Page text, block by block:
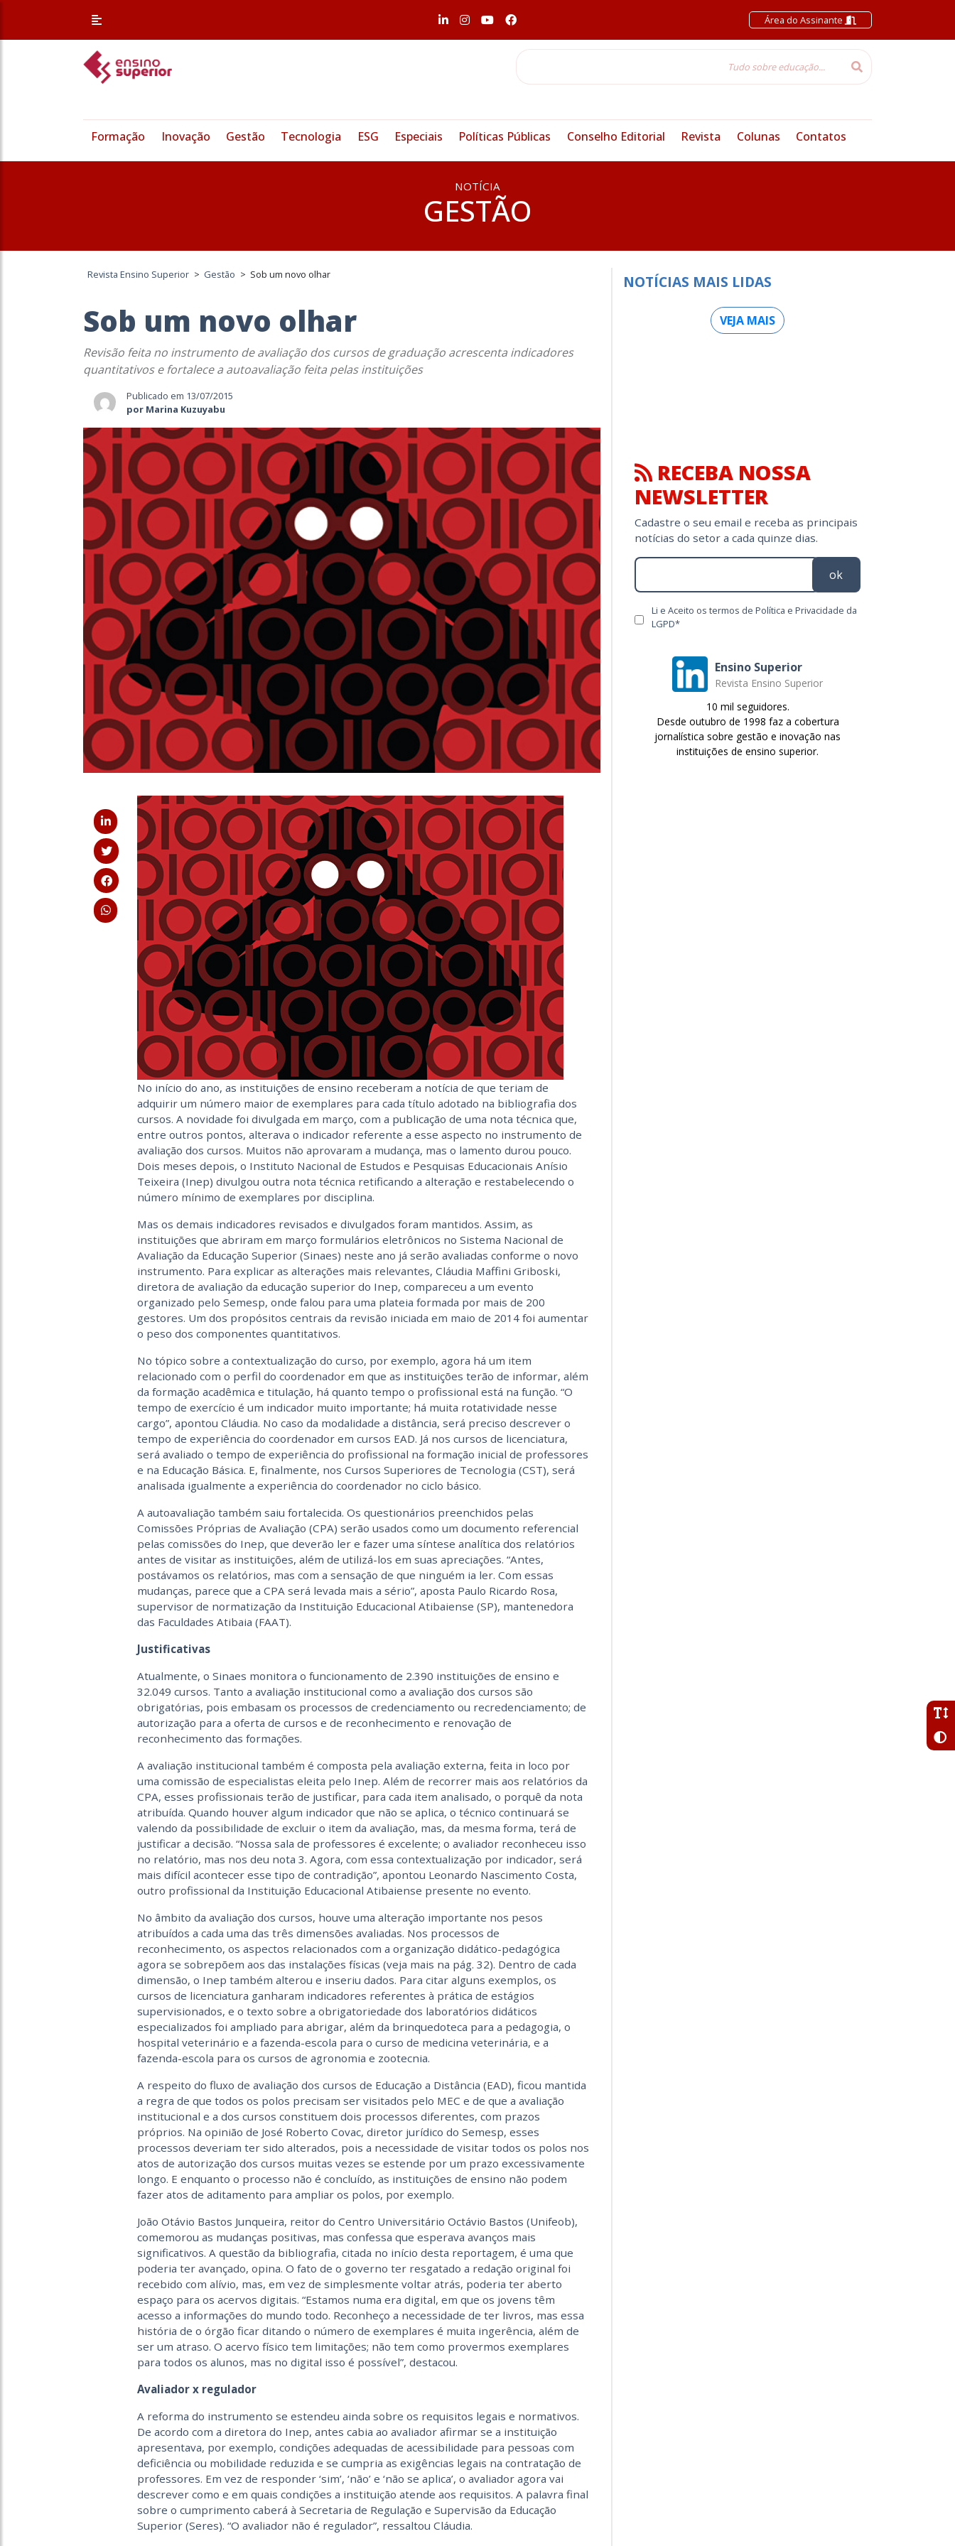
Área do Assinante
Formação Inovação Gestão Tecnologia ESG Especiais Políticas Públicas Conselho Editorial Revista Colunas Contatos
NOTÍCIA
GESTÃO
Revista Ensino Superior > Gestão > Sob um novo olhar
Sob um novo olhar
Revisão feita no instrumento de avaliação dos cursos de graduação acrescenta indicadores
quantitativos e fortalece a autoavaliação feita pelas instituições
Publicado em 13/07/2015
por Marina Kuzuyabu
No início do ano, as instituições de ensino receberam a notícia de que teriam de
adquirir um número maior de exemplares para cada título adotado na bibliografia dos
cursos. A novidade foi divulgada em março, com a publicação de uma nota técnica que,
entre outros pontos, alterava o indicador referente a esse aspecto no instrumento de
avaliação dos cursos. Muitos não aprovaram a mudança, mas o lamento durou pouco.
Dois meses depois, o Instituto Nacional de Estudos e Pesquisas Educacionais Anísio
Teixeira (Inep) divulgou outra nota técnica retificando a alteração e restabelecendo o
número mínimo de exemplares por disciplina.
Mas os demais indicadores revisados e divulgados foram mantidos. Assim, as
instituições que abriram em março formulários eletrônicos no Sistema Nacional de
Avaliação da Educação Superior (Sinaes) neste ano já serão avaliadas conforme o novo
instrumento. Para explicar as alterações mais relevantes, Cláudia Maffini Griboski,
diretora de avaliação da educação superior do Inep, compareceu a um evento
organizado pelo Semesp, onde falou para uma plateia formada por mais de 200
gestores. Um dos propósitos centrais da revisão iniciada em maio de 2014 foi aumentar
o peso dos componentes quantitativos.
No tópico sobre a contextualização do curso, por exemplo, agora há um item
relacionado com o perfil do coordenador em que as instituições terão de informar, além
da formação acadêmica e titulação, há quanto tempo o profissional está na função. “O
tempo de exercício é um indicador muito importante; há muita rotatividade nesse
cargo”, apontou Cláudia. No caso da modalidade a distância, será preciso descrever o
tempo de experiência do coordenador em cursos EAD. Já nos cursos de licenciatura,
será avaliado o tempo de experiência do profissional na formação inicial de professores
e na Educação Básica. E, finalmente, nos Cursos Superiores de Tecnologia (CST), será
analisada igualmente a experiência do coordenador no ciclo básico.
A autoavaliação também saiu fortalecida. Os questionários preenchidos pelas
Comissões Próprias de Avaliação (CPA) serão usados como um documento referencial
pelas comissões do Inep, que deverão ler e fazer uma síntese analítica dos relatórios
antes de visitar as instituições, além de utilizá-los em suas apreciações. “Antes,
postávamos os relatórios, mas com a sensação de que ninguém ia ler. Com essas
mudanças, parece que a CPA será levada mais a sério”, aposta Paulo Ricardo Rosa,
supervisor de normatização da Instituição Educacional Atibaiense (SP), mantenedora
das Faculdades Atibaia (FAAT).
Justificativas
Atualmente, o Sinaes monitora o funcionamento de 2.390 instituições de ensino e
32.049 cursos. Tanto a avaliação institucional como a avaliação dos cursos são
obrigatórias, pois embasam os processos de credenciamento ou recredenciamento; de
autorização para a oferta de cursos e de reconhecimento e renovação de
reconhecimento das formações.
A avaliação institucional também é composta pela avaliação externa, feita in loco por
uma comissão de especialistas eleita pelo Inep. Além de recorrer mais aos relatórios da
CPA, esses profissionais terão de justificar, para cada item analisado, o porquê da nota
atribuída. Quando houver algum indicador que não se aplica, o técnico continuará se
valendo da possibilidade de excluir o item da avaliação, mas, da mesma forma, terá de
justificar a decisão. “Nossa sala de professores é excelente; o avaliador reconheceu isso
no relatório, mas nos deu nota 3. Agora, com essa contextualização por indicador, será
mais difícil acontecer esse tipo de contradição”, apontou Leonardo Nascimento Costa,
outro profissional da Instituição Educacional Atibaiense presente no evento.
No âmbito da avaliação dos cursos, houve uma alteração importante nos pesos
atribuídos a cada uma das três dimensões avaliadas. Nos processos de
reconhecimento, os aspectos relacionados com a organização didático-pedagógica
agora se sobrepõem aos das instalações físicas (veja mais na pág. 32). Dentro de cada
dimensão, o Inep também alterou e inseriu dados. Para citar alguns exemplos, os
cursos de licenciatura ganharam indicadores referentes à prática de estágios
supervisionados, e o texto sobre a obrigatoriedade dos laboratórios didáticos
especializados foi ampliado para abrigar, além da brinquedoteca para a pedagogia, o
hospital veterinário e a fazenda-escola para o curso de medicina veterinária, e a
fazenda-escola para os cursos de agronomia e zootecnia.
A respeito do fluxo de avaliação dos cursos de Educação a Distância (EAD), ficou mantida
a regra de que todos os polos precisam ser visitados pelo MEC e de que a avaliação
institucional e a dos cursos constituem dois processos diferentes, com prazos
próprios. Na opinião de José Roberto Covac, diretor jurídico do Semesp, esses
processos deveriam ter sido alterados, pois a necessidade de visitar todos os polos nos
atos de autorização dos cursos muitas vezes se estende por um prazo excessivamente
longo. E enquanto o processo não é concluído, as instituições de ensino não podem
fazer atos de aditamento para ampliar os polos, por exemplo.
João Otávio Bastos Junqueira, reitor do Centro Universitário Octávio Bastos (Unifeob),
comemorou as mudanças positivas, mas confessa que esperava avanços mais
significativos. A questão da bibliografia, citada no início desta reportagem, é uma que
poderia ter avançado, opina. O fato de o governo ter resgatado a redação original foi
recebido com alívio, mas, em vez de simplesmente voltar atrás, poderia ter aberto
espaço para os acervos digitais. “Estamos numa era digital, em que os jovens têm
acesso a informações do mundo todo. Reconheço a necessidade de ter livros, mas essa
história de o órgão ficar ditando o número de exemplares é muita ingerência, além de
ser um atraso. O acervo físico tem limitações; não tem como provermos exemplares
para todos os alunos, mas no digital isso é possível”, destacou.
Avaliador x regulador
A reforma do instrumento se estendeu ainda sobre os requisitos legais e normativos.
De acordo com a diretora do Inep, antes cabia ao avaliador afirmar se a instituição
apresentava, por exemplo, condições adequadas de acessibilidade para pessoas com
deficiência ou mobilidade reduzida e se cumpria as exigências legais na contratação de
professores. Em vez de responder ‘sim’, ‘não’ e ‘não se aplica’, o avaliador agora vai
descrever como e em quais condições a instituição atende aos requisitos. A palavra final
sobre o cumprimento caberá à Secretaria de Regulação e Supervisão da Educação
Superior (Seres). “O avaliador não é regulador”, ressaltou Cláudia.
NOTÍCIAS MAIS LIDAS
VEJA MAIS
RECEBA NOSSA
NEWSLETTER
Cadastre o seu email e receba as principais
notícias do setor a cada quinze dias.
ok
Li e Aceito os termos de Política e Privacidade da
LGPD*
Ensino Superior
Revista Ensino Superior
10 mil seguidores.
Desde outubro de 1998 faz a cobertura
jornalística sobre gestão e inovação nas
instituições de ensino superior.